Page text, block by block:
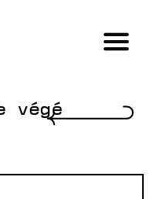
végé